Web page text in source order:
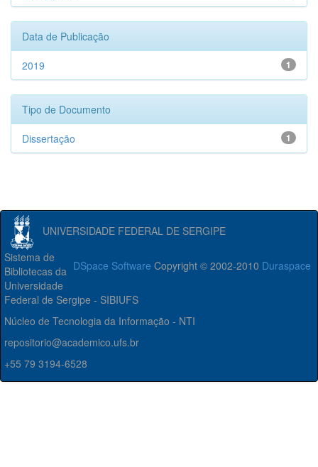
Data de Publicação
1
2019
Tipo de Documento
1
Dissertação
UNIVERSIDADE FEDERAL DE SERGIPE
DSpace Software Copyright © 2002-2010 Duraspace
Sistema de
Bibliotecas da
Universidade
Federal de Sergipe - SIBIUFS
Núcleo de Tecnologia da Informação - NTI
repositorio@academico.ufs.br
+55 79 3194-6528